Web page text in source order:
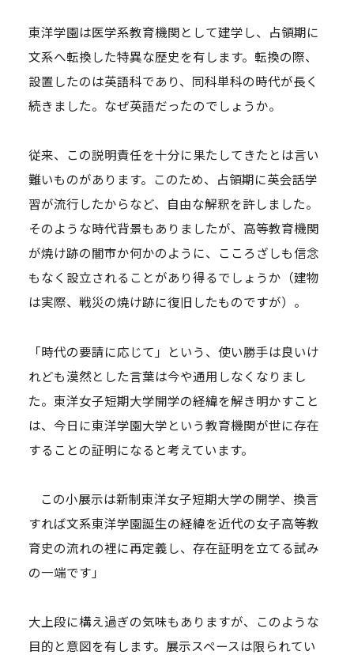
東洋学園は医学系教育機関として建学し、占領期に
文系へ転換した特異な歴史を有します。転換の際、
設置したのは英語科であり、同科単科の時代が長く
続きました。なぜ英語だったのでしょうか。
従来、この説明責任を十分に果たしてきたとは言い
難いものがあります。このため、占領期に英会話学
習が流行したからなど、自由な解釈を許しました。
そのような時代背景もありましたが、高等教育機関
が焼け跡の闇市か何かのように、こころざしも信念
もなく設立されることがあり得るでしょうか（建物
は実際、戦災の焼け跡に復旧したものですが）。
「時代の要請に応じて」という、使い勝手は良いけ
れども漠然とした言葉は今や通用しなくなりまし
た。東洋女子短期大学開学の経緯を解き明かすこと
は、今日に東洋学園大学という教育機関が世に存在
することの証明になると考えています。
この小展示は新制東洋女子短期大学の開学、換言
すれば文系東洋学園誕生の経緯を近代の女子高等教
育史の流れの裡に再定義し、存在証明を立てる試み
の一端です」
大上段に構え過ぎの気味もありますが、このような
目的と意図を有します。展示スペースは限られてい